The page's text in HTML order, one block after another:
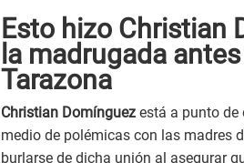
Esto hizo Christian
la madrugada
Tarazona
Christian Domínguez está a punto de
medio de polémicas con las madres
burlarse de dicha unión al asegurar